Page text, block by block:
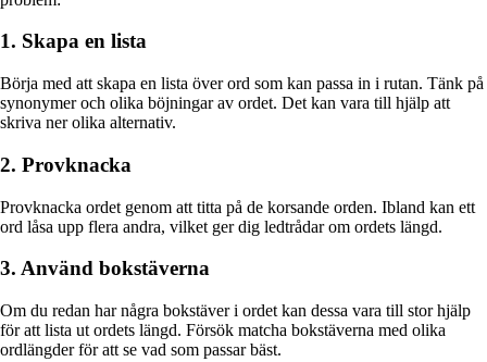
1. Skapa en lista
Börja med att skapa en lista över ord som kan passa in i rutan. Tänk på
synonymer och olika böjningar av ordet. Det kan vara till hjälp att
skriva ner olika alternativ.
2. Provknacka
Provknacka ordet genom att titta på de korsande orden. Ibland kan ett
ord låsa upp flera andra, vilket ger dig ledtrådar om ordets längd.
3. Använd bokstäverna
Om du redan har några bokstäver i ordet kan dessa vara till stor hjälp
för att lista ut ordets längd. Försök matcha bokstäverna med olika
ordlängder för att se vad som passar bäst.